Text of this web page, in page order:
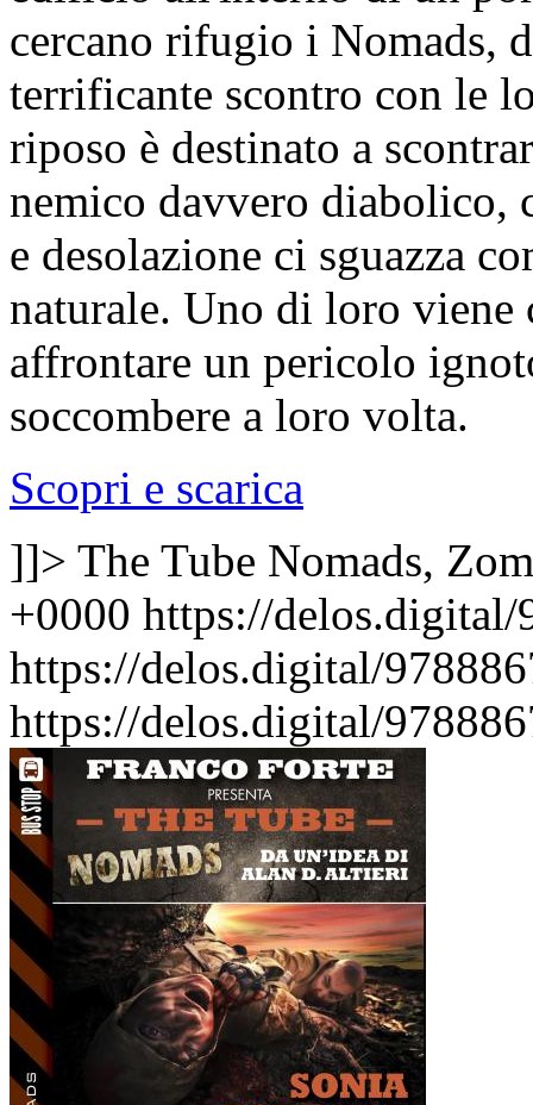
cercano rifugio i Nomads,
terrificante scontro con le
riposo è destinato a
nemico davvero diabolico,
e desolazione ci sguazza
naturale. Uno di loro
affrontare un pericolo
soccombere a loro volta.
Scopri e scarica
]]> The Tube Nomads,
+0000 https://delos.digital/
https://delos.digital/
https://delos.digital/